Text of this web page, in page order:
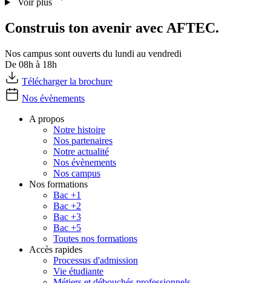
Voir plus
Construis ton avenir avec AFTEC.
Nos campus sont ouverts du lundi au vendredi
De 08h à 18h
Télécharger la brochure
Nos évènements
A propos
Notre histoire
Nos partenaires
Notre actualité
Nos évènements
Nos campus
Nos formations
Bac +1
Bac +2
Bac +3
Bac +5
Toutes nos formations
Accès rapides
Processus d'admission
Vie étudiante